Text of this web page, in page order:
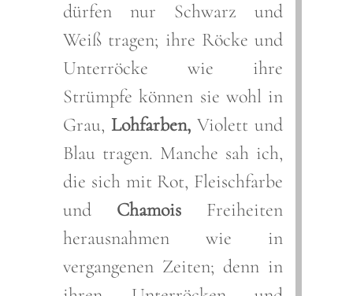
dürfen nur Schwarz und
Weiß tragen; ihre Röcke und
Unterröcke wie ihre
Strümpfe können sie wohl in
Grau, Lohfarben, Violett und
Blau tragen. Manche sah ich,
die sich mit Rot, Fleischfarbe
und Chamois Freiheiten
herausnahmen wie in
vergangenen Zeiten; denn in